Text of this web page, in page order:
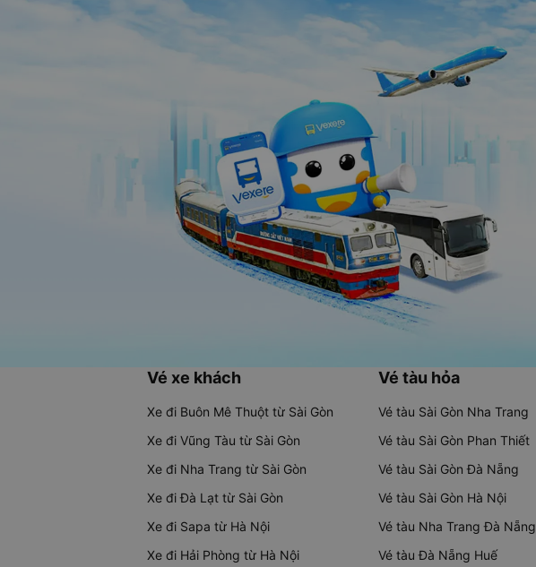
Vé xe khách
Xe đi Buôn Mê Thuột từ Sài Gòn
Xe đi Vũng Tàu từ Sài Gòn
Xe đi Nha Trang từ Sài Gòn
Xe đi Đà Lạt từ Sài Gòn
Xe đi Sapa từ Hà Nội
Xe đi Hải Phòng từ Hà Nội
Vé tàu hỏa
Vé tàu Sài Gòn Nha Trang
Vé tàu Sài Gòn Phan Thiết
Vé tàu Sài Gòn Đà Nẵng
Vé tàu Sài Gòn Hà Nội
Vé tàu Nha Trang Đà Nẵng
Vé tàu Đà Nẵng Huế